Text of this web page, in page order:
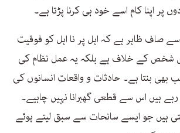
پر اپنا کام اسے خود ہی کرنا پڑتا ہے۔
صاف ظاہر ہے کہ اہل پر نا اہل کو فوقیت
شخص کے خلاف ہے بلکہ یہ عمل نظام کی
بھی بنتا ہے۔ حادثات و واقعات انسانوں کی
رہے ہیں اس سے قطعی گھبرانا نہیں چاہیے۔
ہیں جو ایسے سانحات سے سبق لیتے ہوئے